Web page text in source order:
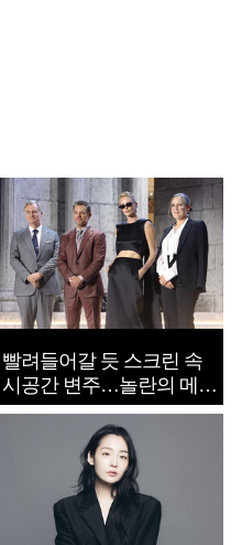
빨려들어갈 듯 스크린 속
시공간 변주…놀란의 메시
지는 ‘전쟁 속죄’